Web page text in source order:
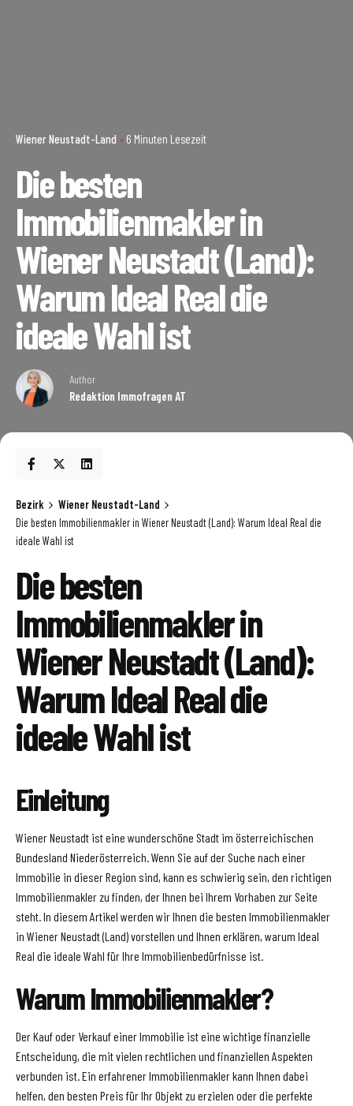
Wiener Neustadt-Land 6 Minuten Lesezeit
Die besten
Immobilienmakler in
Wiener Neustadt (Land):
Warum Ideal Real die
ideale Wahl ist
Author
Redaktion Immofragen AT
Bezirk
Wiener Neustadt-Land
Die besten Immobilienmakler in Wiener Neustadt (Land): Warum Ideal Real die
ideale Wahl ist
Die besten
Immobilienmakler in
Wiener Neustadt (Land):
Warum Ideal Real die
ideale Wahl ist
Einleitung
Wiener Neustadt ist eine wunderschöne Stadt im österreichischen
Bundesland Niederösterreich. Wenn Sie auf der Suche nach einer
Immobilie in dieser Region sind, kann es schwierig sein, den richtigen
Immobilienmakler zu finden, der Ihnen bei Ihrem Vorhaben zur Seite
steht. In diesem Artikel werden wir Ihnen die besten Immobilienmakler
in Wiener Neustadt (Land) vorstellen und Ihnen erklären, warum Ideal
Real die ideale Wahl für Ihre Immobilienbedürfnisse ist.
Warum Immobilienmakler?
Der Kauf oder Verkauf einer Immobilie ist eine wichtige finanzielle
Entscheidung, die mit vielen rechtlichen und finanziellen Aspekten
verbunden ist. Ein erfahrener Immobilienmakler kann Ihnen dabei
helfen, den besten Preis für Ihr Objekt zu erzielen oder die perfekte